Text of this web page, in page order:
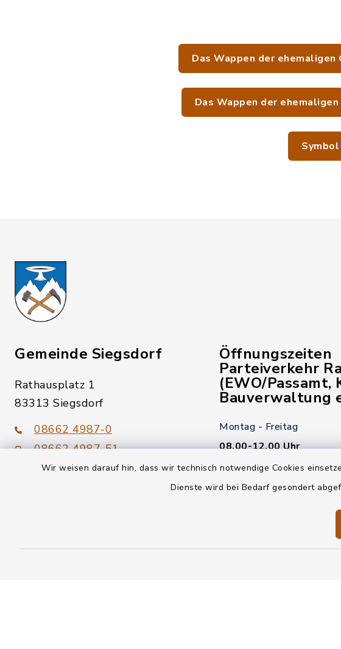
Wir weisen darauf hin, dass wir technisch notwendige Cookies
Dienste wird bei Bedarf gesondert
Das Wappen der ehemaligen
Das Wappen der
Gemeinde Siegsdorf
Rathausplatz 1
83313 Siegsdorf
08662 4987-0
08662 4987-51
gemeinde@siegsdorf.bayern.de
Öffnungszeiten
Parteiverkehr
(EWO/Passamt,
Bauverwaltung
Montag - Freitag
08.00-12.00 Uhr
Donnerstag
14.00-18.00 Uhr